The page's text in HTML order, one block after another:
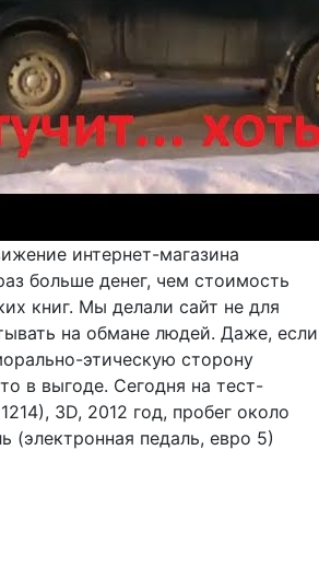
интернет-магазина
больше денег, чем стоимость
книг. Мы делали сайт не для
на обмане людей. Даже, если
этическую сторону
в выгоде. Сегодня на тест-
3D, 2012 год, пробег около
(электронная педаль, евро 5)